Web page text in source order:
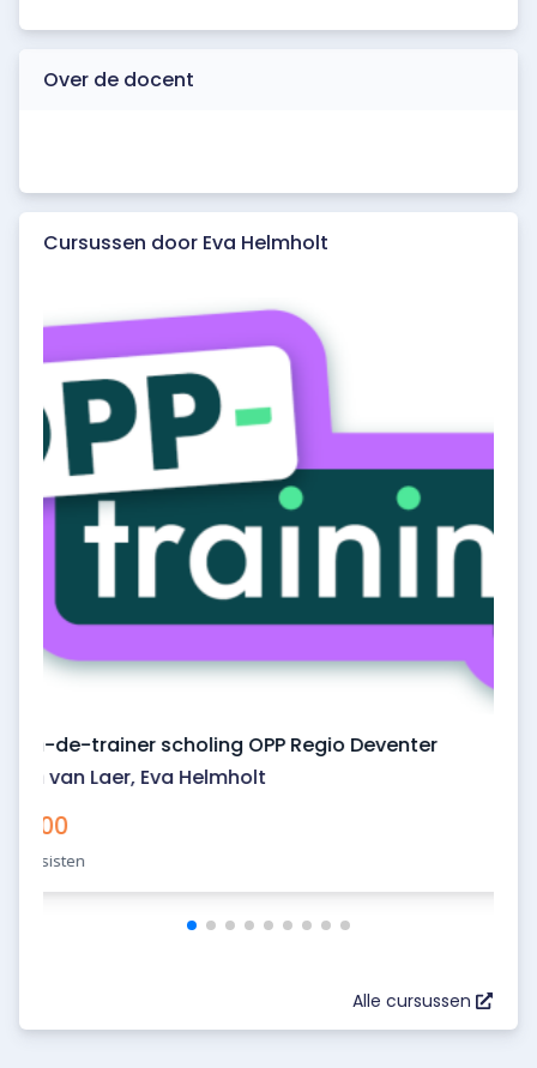
Over de docent
Cursussen door Eva Helmholt
de-trainer scholing OPP Regio Deventer
van Laer, Eva Helmholt
0,00
cursisten
Alle cursussen